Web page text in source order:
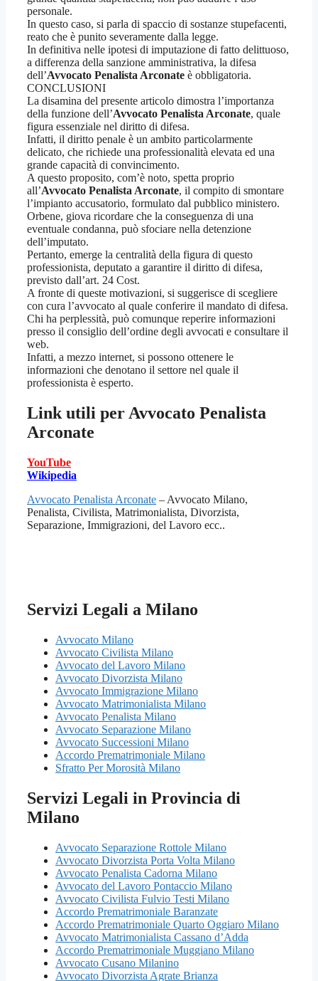
personale.
In questo caso, si parla di spaccio di sostanze stupefacenti,
reato che è punito severamente dalla legge.
In definitiva nelle ipotesi di imputazione di fatto delittuoso,
a differenza della sanzione amministrativa, la difesa
dell’Avvocato Penalista Arconate è obbligatoria.
CONCLUSIONI
La disamina del presente articolo dimostra l’importanza
della funzione dell’Avvocato Penalista Arconate, quale
figura essenziale nel diritto di difesa.
Infatti, il diritto penale è un ambito particolarmente
delicato, che richiede una professionalità elevata ed una
grande capacità di convincimento.
A questo proposito, com’è noto, spetta proprio
all’Avvocato Penalista Arconate, il compito di smontare
l’impianto accusatorio, formulato dal pubblico ministero.
Orbene, giova ricordare che la conseguenza di una
eventuale condanna, può sfociare nella detenzione
dell’imputato.
Pertanto, emerge la centralità della figura di questo
professionista, deputato a garantire il diritto di difesa,
previsto dall’art. 24 Cost.
A fronte di queste motivazioni, si suggerisce di scegliere
con cura l’avvocato al quale conferire il mandato di difesa.
Chi ha perplessità, può comunque reperire informazioni
presso il consiglio dell’ordine degli avvocati e consultare il
web.
Infatti, a mezzo internet, si possono ottenere le
informazioni che denotano il settore nel quale il
professionista è esperto.
Link utili perAvvocato Penalista
Arconate
YouTube
Wikipedia
Avvocato Penalista Arconate – Avvocato Milano,
Penalista, Civilista, Matrimonialista, Divorzista,
Separazione, Immigrazioni, del Lavoro ecc..
Servizi Legali a Milano
Avvocato Milano
Avvocato Civilista Milano
Avvocato del Lavoro Milano
Avvocato Divorzista Milano
Avvocato Immigrazione Milano
Avvocato Matrimonialista Milano
Avvocato Penalista Milano
Avvocato Separazione Milano
Avvocato Successioni Milano
Accordo Prematrimoniale Milano
Sfratto Per Morosità Milano
Servizi Legali in Provincia di
Milano
Avvocato Separazione Rottole Milano
Avvocato Divorzista Porta Volta Milano
Avvocato Penalista Cadorna Milano
Avvocato del Lavoro Pontaccio Milano
Avvocato Civilista Fulvio Testi Milano
Accordo Prematrimoniale Baranzate
Accordo Prematrimoniale Quarto Oggiaro Milano
Avvocato Matrimonialista Cassano d’Adda
Accordo Prematrimoniale Muggiano Milano
Avvocato Cusano Milanino
Avvocato Divorzista Agrate Brianza